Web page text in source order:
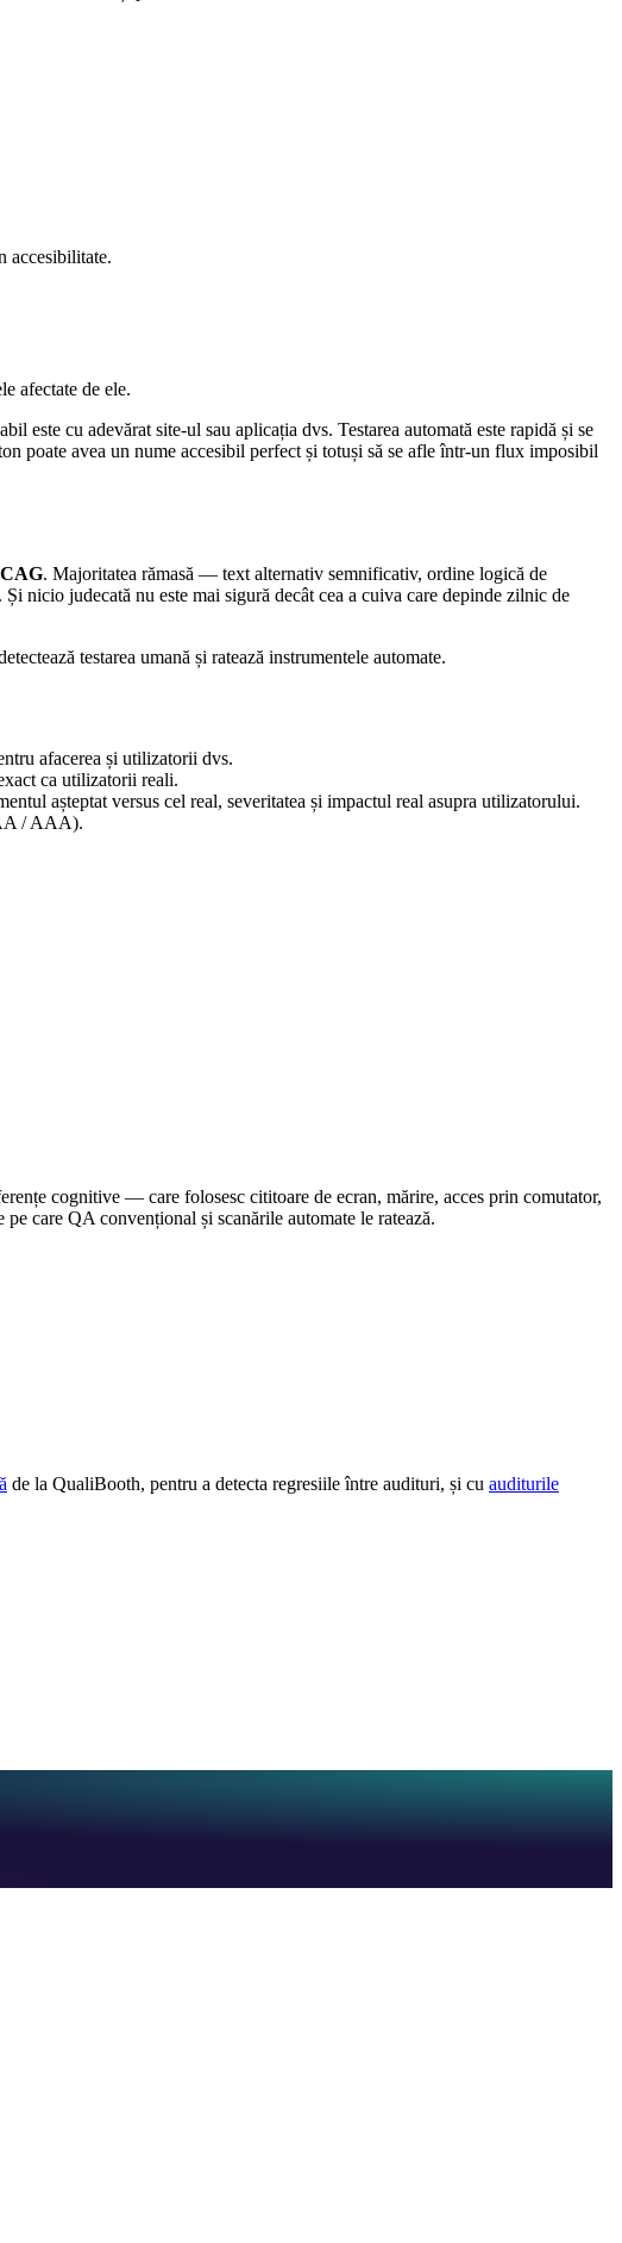
accesibilitate.
afectate de ele.
este cu adevărat site-ul sau aplicația dvs. Testarea automată este rapidă și se
poate avea un nume accesibil perfect și totuși să se afle într-un flux imposibil
. Majoritatea rămasă — text alternativ semnificativ, ordine logică de
nicio judecată nu este mai sigură decât cea a cuiva care depinde zilnic de
testarea umană și ratează instrumentele automate.
afacerea și utilizatorii dvs.
ca utilizatorii reali.
așteptat versus cel real, severitatea și impactul real asupra utilizatorului.
/ AAA).
cognitive — care folosesc cititoare de ecran, mărire, acces prin comutator,
care QA convențional și scanările automate le ratează.
de la QualiBooth, pentru a detecta regresiile între audituri, și cu auditurile